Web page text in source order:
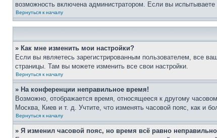
возможность включена администратором. Если вы
Вернуться к началу
» Как мне изменить мои настройки?
Если вы являетесь зарегистрированным пользователем, все
страницы. Там вы можете изменить все свои настройки.
Вернуться к началу
» На конференции неправильное время!
Возможно, отображается время, относящееся к другому
Москва, Киев и т. д. Учтите, что изменять часовой пояс, как и
Вернуться к началу
» Я изменил часовой пояс, но время всё равно